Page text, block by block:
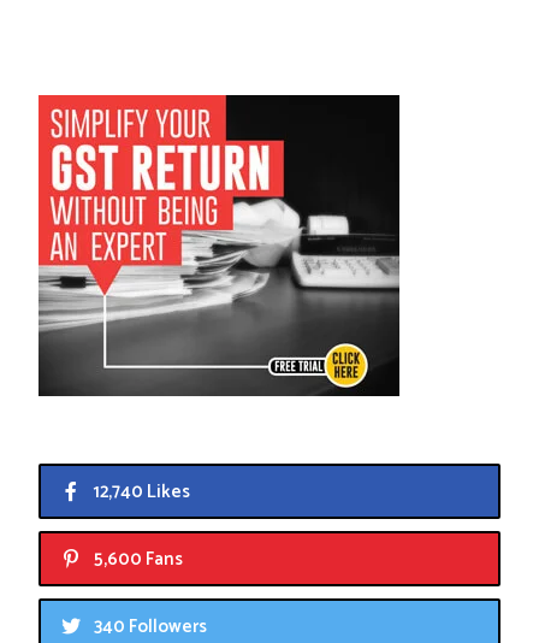
12,740 Likes
5,600 Fans
340 Followers